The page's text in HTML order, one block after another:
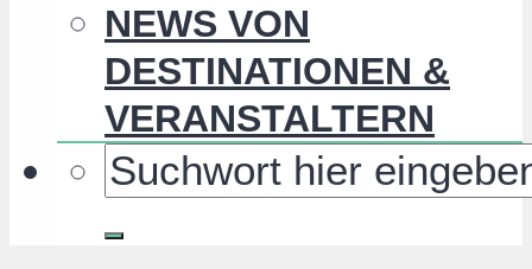
NEWS VON
DESTINATIONEN &
VERANSTALTERN